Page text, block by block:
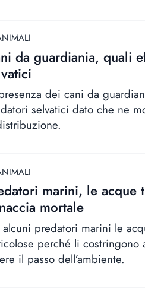
da guardiania, quali
dei cani da
selvatici dato che ne
marini, le acque
mortale
alcuni predatori marini le
perché li
il passo dell’ambiente.